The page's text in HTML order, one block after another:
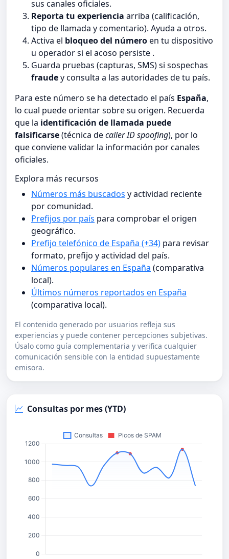
sus canales oficiales.
Reporta tu experiencia arriba (calificación,
tipo de llamada y comentario). Ayuda a otros.
Activa el bloqueo del númeroen tu dispositivo
u operador si el acoso persiste .
Guarda pruebas (capturas, SMS) si sospechas
fraudey consulta a las autoridades de tu país.
Para este número se ha detectado el país España,
lo cual puede orientar sobre su origen. Recuerda
que la identificación de llamada puede
falsificarse(técnica decaller ID spoofing), por lo
que conviene validar la información por canales
oficiales.
Explora más recursos
Números más buscados y actividad reciente
por comunidad.
Prefijos por país para comprobar el origen
geográfico.
Prefijo telefónico de España (+34) para revisar
formato, prefijo y actividad del país.
Números populares en España (comparativa
local).
Últimos números reportados en España
(comparativa local).
El contenido generado por usuarios refleja sus
experiencias y puede contener percepciones subjetivas.
Úsalo como guía complementaria y verifica cualquier
comunicación sensible con la entidad supuestamente
emisora.
Consultas por mes (YTD)